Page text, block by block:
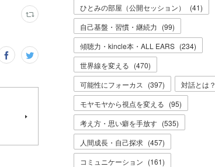
ひとみの部屋（公開セッション）
(41)
自己基盤・習慣・継続力 (99)
傾聴力・kincle本・ALL EARS (234)
世界線を変える (470)
可能性にフォーカス
(397) 対話とは？
モヤモヤから視点を変える (95)
考え方・思い癖を手放す (535)
人間成長・自己探求 (457)
コミュニケーション (161)